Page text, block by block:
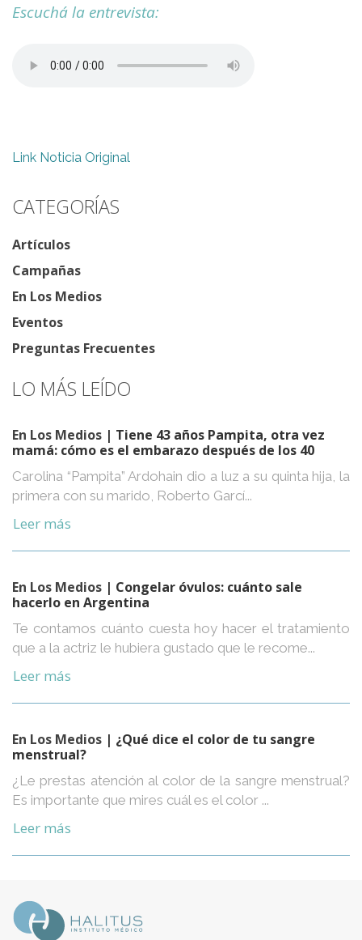
Escuchá la entrevista:
Link Noticia Original
CATEGORÍAS
Artículos
Campañas
En Los Medios
Eventos
Preguntas Frecuentes
LO MÁS LEÍDO
En Los Medios | Tiene 43 años Pampita, otra vez
mamá: cómo es el embarazo después de los 40
Carolina “Pampita” Ardohain dio a luz a su quinta hija, la
primera con su marido, Roberto Garcí...
Leer más
En Los Medios | Congelar óvulos: cuánto sale
hacerlo en Argentina
Te contamos cuánto cuesta hoy hacer el tratamiento
que a la actriz le hubiera gustado que le recome...
Leer más
En Los Medios | ¿Qué dice el color de tu sangre
menstrual?
¿Le prestas atención al color de la sangre menstrual?
Es importante que mires cuál es el color ...
Leer más